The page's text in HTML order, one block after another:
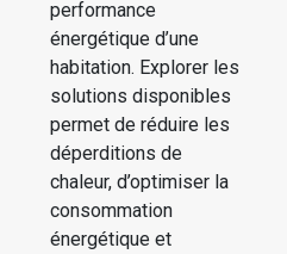
performance
énergétique d’une
habitation. Explorer les
solutions disponibles
permet de réduire les
déperditions de
chaleur, d’optimiser la
consommation
énergétique et